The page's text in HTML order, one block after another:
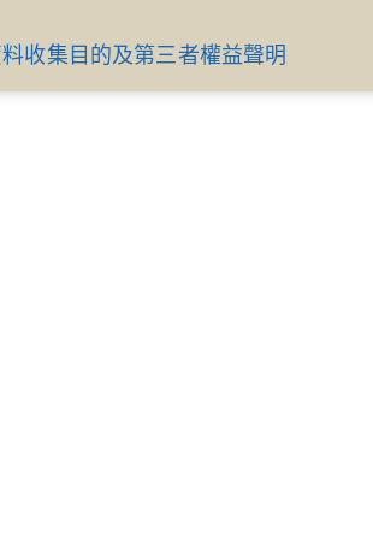
收集目的及第三者權益聲明